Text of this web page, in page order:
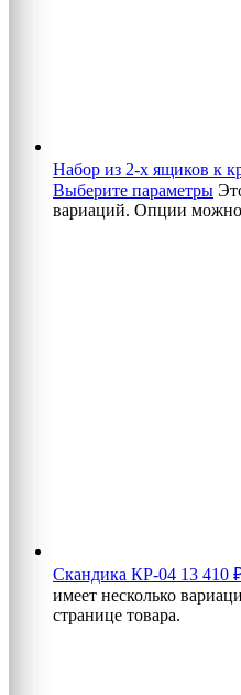
Набор из 2-х ящиков к
Выберите параметры
вариаций. Опции можно
Скандика КР-04 13 410
имеет несколько
странице товара.